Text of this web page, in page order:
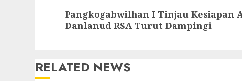
post:
Pangkogabwilhan I Tinjau Kesiapan
Danlanud RSA Turut Dampingi
RELATED NEWS